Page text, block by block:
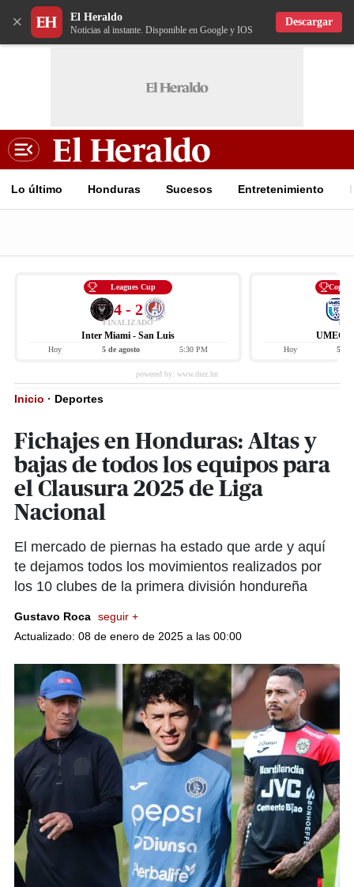
× El Heraldo
Noticias al instante. Disponible en Google y IOS
Descargar
Lo último Honduras Sucesos Entretenimiento
Leagues Cup
4 - 2
FINALIZADO
Inter Miami - San Luis
Hoy 5 de agosto 5:30 PM
Copa
Hoy 5 de
Inicio · Deportes
Fichajes en Honduras: Altas y
bajas de todos los equipos para
el Clausura 2025 de Liga
Nacional
El mercado de piernas ha estado que arde y aquí
te dejamos todos los movimientos realizados por
los 10 clubes de la primera división hondureña
Gustavo Roca seguir +
Actualizado: 08 de enero de 2025 a las 00:00